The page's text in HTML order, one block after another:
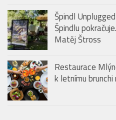
Špindl
Špindlu
Matěj Štross
Restaurace
k letnímu